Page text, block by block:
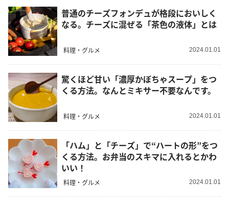
普通のチーズフォンデュが格段においしく
なる。チーズに混ぜる「茶色の液体」とは
料理・グルメ 2024.01.01
驚くほど甘い「濃厚かぼちゃスープ」をつ
くる方法。なんとミキサー不要なんです。
料理・グルメ 2024.01.01
「ハム」と「チーズ」で“ハートの形”をつ
くる方法。お弁当のスキマに入れるとかわ
いい！
料理・グルメ 2024.01.01